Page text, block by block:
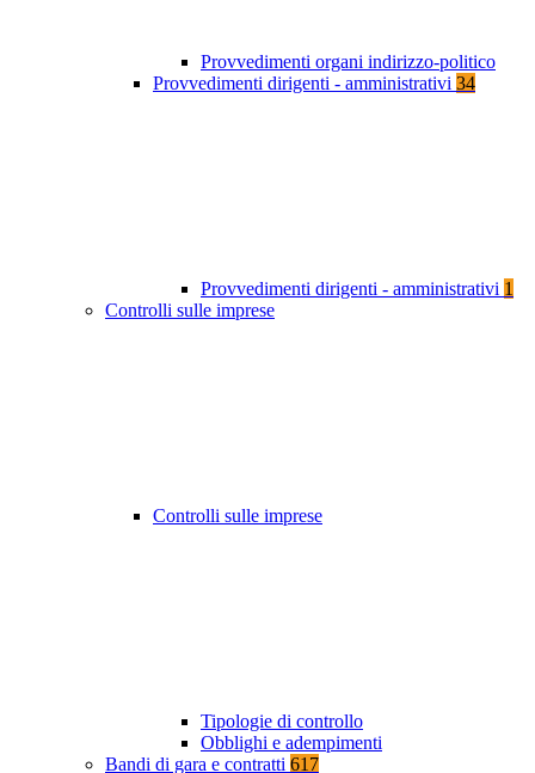
Provvedimenti organi indirizzo-politico
Provvedimenti dirigenti - amministrativi 34
Provvedimenti dirigenti - amministrativi 1
Controlli sulle imprese
Controlli sulle imprese
Tipologie di controllo
Obblighi e adempimenti
Bandi di gara e contratti 617